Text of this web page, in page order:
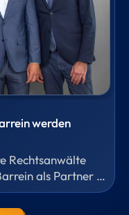
werden
Rechtsanwälte
als Partner in